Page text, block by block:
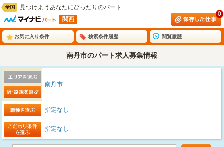
見つけようあなたにぴったりのパート
関西
0
お気に入り条件 検索条件履歴 閲覧履歴
南丹市のパート求人募集情報
南丹市
指定なし
指定なし